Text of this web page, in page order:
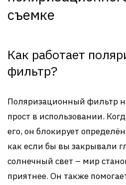
съемке
Как работает
фильтр?
Поляризационный фильтр
прост в использовании.
его, он блокирует
как если бы вы закрывали
солнечный свет – мир
приятнее. Он также